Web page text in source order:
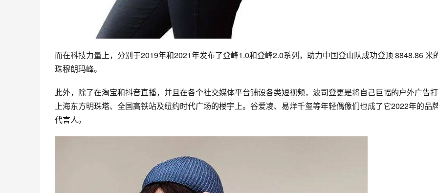
而在科技力量上，分别于2019年和2021年发布了登峰1.0和登峰2.0系列，助力中国登山队成功登顶 8848.86 米
珠穆朗玛峰。
此外，除了在淘宝和抖音直播，并且在各个社交媒体平台铺设各类短视频，波司登更是将自己巨幅的户外广告
上海东方明珠塔、全国高铁站及纽约时代广场的楼宇上。 谷爱凌、 易烊千玺等年轻偶像们也成了它2022年的品
代言人。